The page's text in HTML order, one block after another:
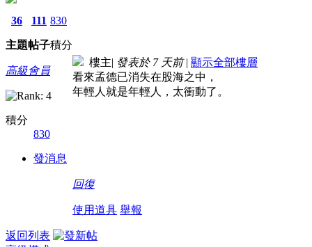
36
主題
111
帖子
830
積分
高級會員
積分
830
發消息
樓主| 發表於 7 天前 | 顯示全部樓層
看來孟德已消失在股海之中，
年輕人就是年輕人，太衝動了。
回復
使用道具 舉報
返回列表